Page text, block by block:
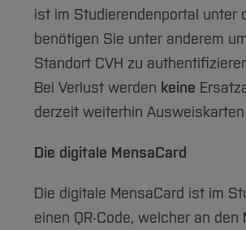
ist im Studierendenportal unter
benötigen Sie unter anderem
Standort CVH zu
Bei Verlust werden keine
derzeit weiterhin
Die digitale MensaCard
Die digitale MensaCard ist im
einen QR-Code, welcher an